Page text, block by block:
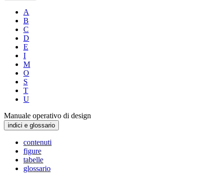
A
B
C
D
E
I
M
O
S
T
U
Manuale operativo di design
indici e glossario
contenuti
figure
tabelle
glossario